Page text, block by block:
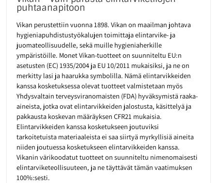
puhtaanapitoon
Vikan perustettiin vuonna 1898. Vikan on maailman johtava
hygieniapuhdistustyökalujen toimittaja elintarvike- ja
juomateollisuudelle, sekä muille hygieniaherkille
ympäristöille. Monet Vikan-tuotteet on suunniteltu EU:n
asetusten (EC) 1935/2004 ja EU 10/2011 mukaisiksi, ja ne on
merkitty lasi ja haarukka symbolilla. Nämä elintarvikkeiden
kanssa kosketuksessa olevat tuotteet valmistetaan myös
Yhdysvaltain terveysviranomaisten (FDA) hyväksymistä raaka-
aineista, jotka ovat elintarvikkeiden jalostusta, käsittelyä ja
pakkausta koskevan määräyksen CFR21 mukaisia.
Elintarvikkeiden kanssa kosketukseen joutuviksi
tarkoitetuista materiaaleista ei saa siirtyä myrkyllisiä aineita
niiden joutuessa kosketukseen elintarvikkeiden kanssa.
Vikanin värikoodatut tuotteet on suunniteltu nimenomaisesti
elintarviketeollisuuteen, ja ne täyttävät tämän vaatimuksen
100%:sesti.